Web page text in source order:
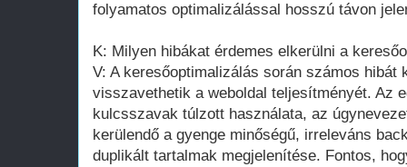
folyamatos optimalizálással hosszú távon
K: Milyen hibákat érdemes elkerülni a
V: A keresőoptimalizálás során számos hibát
visszavethetik a weboldal teljesítményét. Az
kulcsszavak túlzott használata, az
kerülendő a gyenge minőségű, irreleváns
duplikált tartalmak megjelenítése. Fontos,